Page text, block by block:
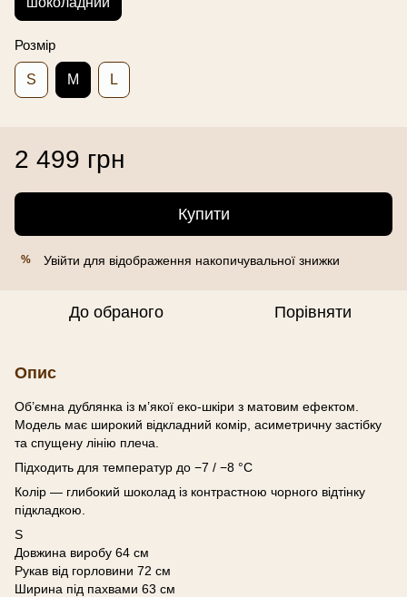
Розмір
S M L
2 499 грн
Купити
% Увійти для відображення накопичувальної знижки
До обраного Порівняти
Опис
Об’ємна дублянка із м’якої еко-шкіри з матовим ефектом.
Модель має широкий відкладний комір, асиметричну застібку
та спущену лінію плеча.
Підходить для температур до −7 / −8 °C
Колір — глибокий шоколад із контрастною чорного відтінку
підкладкою.
S
Довжина виробу 64 см
Рукав від горловини 72 см
Ширина під пахвами 63 см